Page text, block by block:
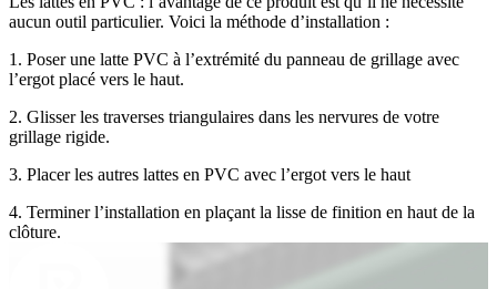
aucun outil particulier. Voici la méthode d’installation :
1. Poser une latte PVC à l’extrémité du panneau de grillage avec
l’ergot placé vers le haut.
2. Glisser les traverses triangulaires dans les nervures de votre
grillage rigide.
3. Placer les autres lattes en PVC avec l’ergot vers le haut
4. Terminer l’installation en plaçant la lisse de finition en haut de la
clôture.